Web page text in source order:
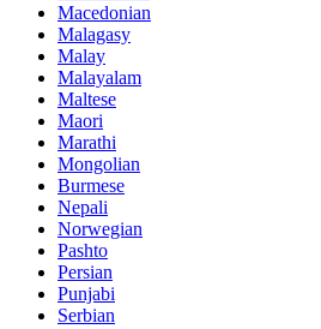
Macedonian
Malagasy
Malay
Malayalam
Maltese
Maori
Marathi
Mongolian
Burmese
Nepali
Norwegian
Pashto
Persian
Punjabi
Serbian